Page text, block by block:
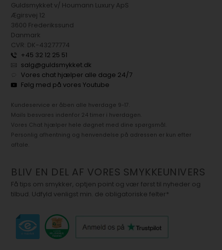
Guldsmykket v/ Houmann Luxury ApS
Ægirsvej 12
3600 Frederikssund
Danmark
CVR: DK-43277774
+45 32 12 25 51
salg@guldsmykket.dk
Vores chat hjælper alle dage 24/7
Følg med på vores Youtube
Kundeservice er åben alle hverdage 9-17.
Mails besvares indenfor 24 timer i hverdagen.
Vores Chat hjælper hele døgnet med dine spørgsmål.
Personlig afhentning og henvendelse på adressen er kun efter
aftale.
BLIV EN DEL AF VORES SMYKKEUNIVERS
Få tips om smykker, optjen point og vær først til nyheder og
tilbud. Udfyld venligst min. de obligatoriske felter*